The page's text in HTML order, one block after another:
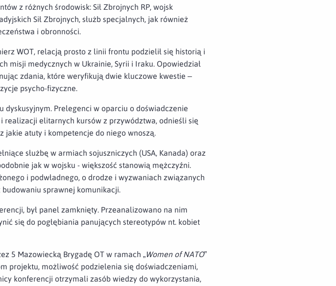
z różnych środowisk: Sił Zbrojnych RP, wojsk
Sił Zbrojnych, służb specjalnych, jak również
i obronności.
WOT, relacją prosto z linii frontu podzielił się historią i
misji medycznych w Ukrainie, Syrii i Iraku. Opowiedział
zdania, które weryfikują dwie kluczowe kwestie –
psycho-fizyczne.
Prelegenci w oparciu o doświadczenie
elitarnych kursów z przywództwa, odnieśli się
jakie atuty i kompetencje do niego wnoszą.
służbę w armiach sojuszniczych (USA, Kanada) oraz
jak w wojsku - większość stanowią mężczyźni.
i podwładnego, o drodze i wyzwaniach związanych
sprawnej komunikacji.
był panel zamknięty. Przeanalizowano na nim
się do pogłębiania panujących stereotypów nt. kobiet
5 Mazowiecką Brygadę OT w ramach „Women of NATO”
projektu, możliwość podzielenia się doświadczeniami,
konferencji otrzymali zasób wiedzy do wykorzystania,